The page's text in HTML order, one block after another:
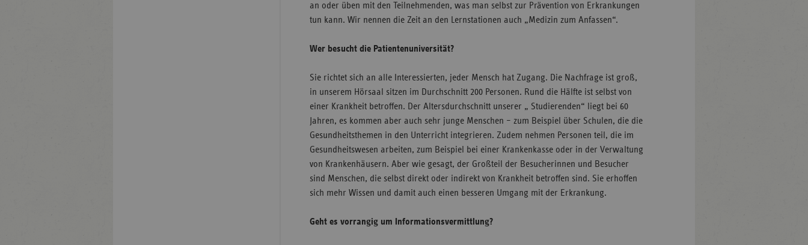
an oder üben mit den Teilnehmenden, was man selbst zur Prävention von Erkrankungen
tun kann. Wir nennen die Zeit an den Lernstationen auch „Medizin zum Anfassen“.
Wer besucht die Patientenuniversität?
Sie richtet sich an alle Interessierten, jeder Mensch hat Zugang. Die Nachfrage ist groß,
in unserem Hörsaal sitzen im Durchschnitt 200 Personen. Rund die Hälfte ist selbst von
einer Krankheit betroffen. Der Altersdurchschnitt unserer „ Studierenden“ liegt bei 60
Jahren, es kommen aber auch sehr junge Menschen – zum Beispiel über Schulen, die die
Gesundheitsthemen in den Unterricht integrieren. Zudem nehmen Personen teil, die im
Gesundheitswesen arbeiten, zum Beispiel bei einer Krankenkasse oder in der Verwaltung
von Krankenhäusern. Aber wie gesagt, der Großteil der Besucherinnen und Besucher
sind Menschen, die selbst direkt oder indirekt von Krankheit betroffen sind. Sie erhoffen
sich mehr Wissen und damit auch einen besseren Umgang mit der Erkrankung.
Geht es vorrangig um Informationsvermittlung?